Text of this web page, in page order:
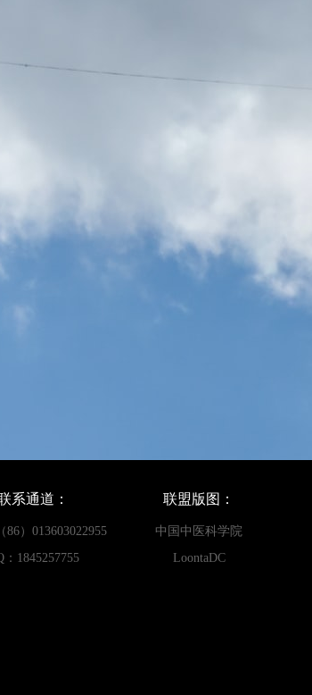
系通道：
86）013603022955
：1845257755
联盟版图：
中国中医科学院
LoontaDC